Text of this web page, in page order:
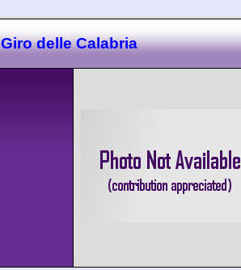
Giro delle Calabria